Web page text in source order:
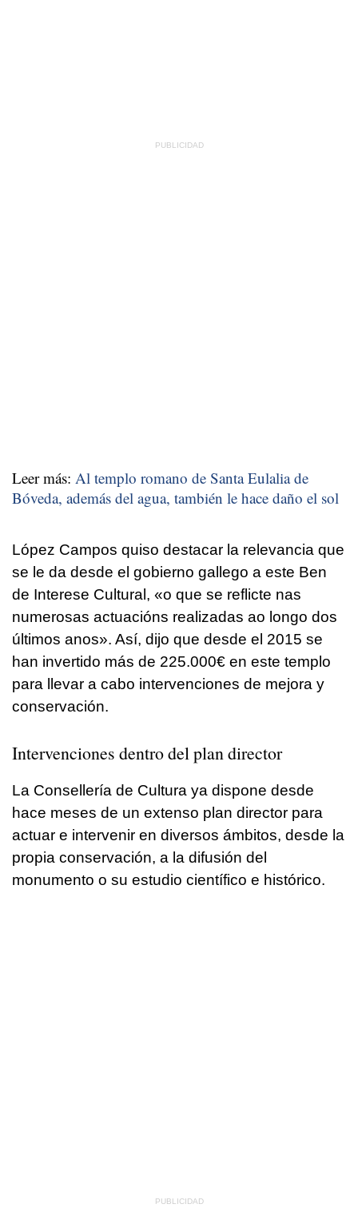
Leer más: Al templo romano de Santa Eulalia de
Bóveda, además del agua, también le hace daño el sol
López Campos quiso destacar la relevancia que
se le da desde el gobierno gallego a este Ben
de Interese Cultural, «o que se reflicte nas
numerosas actuacións realizadas ao longo dos
últimos anos». Así, dijo que desde el 2015 se
han invertido más de 225.000€ en este templo
para llevar a cabo intervenciones de mejora y
conservación.
Intervenciones dentro del plan director
La Consellería de Cultura ya dispone desde
hace meses de un extenso plan director para
actuar e intervenir en diversos ámbitos, desde la
propia conservación, a la difusión del
monumento o su estudio científico e histórico.